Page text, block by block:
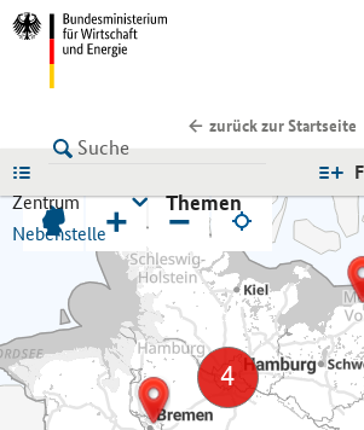
zurück zur Startseite
Zentrum
Nebenstelle
Themen
+ −